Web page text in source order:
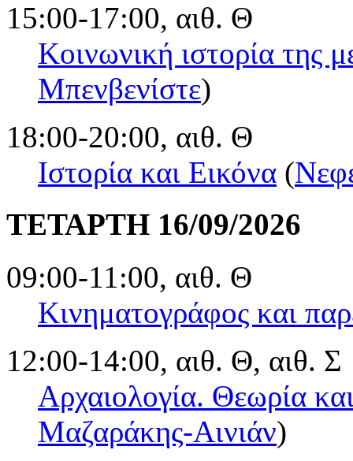
15:00-17:00, αιθ. Θ
Κοινωνική ιστορία της
Μπενβενίστε)
18:00-20:00, αιθ. Θ
Ιστορία και Εικόνα (
ΤΕΤΑΡΤΗ 16/09/2026
09:00-11:00, αιθ. Θ
Κινηματογράφος και
12:00-14:00, αιθ. Θ, αιθ. Σ
Αρχαιολογία. Θεωρία
Μαζαράκης-Αινιάν)